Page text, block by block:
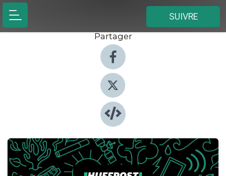
SUIVRE
Partager